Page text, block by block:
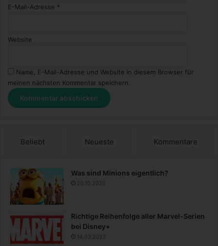
E-Mail-Adresse *
Website
Name, E-Mail-Adresse und Website in diesem Browser für
meinen nächsten Kommentar speichern.
Beliebt Neueste Kommentare
Was sind Minions eigentlich?
20.10.2020
Richtige Reihenfolge aller Marvel-Serien
bei Disney+
14.03.2022